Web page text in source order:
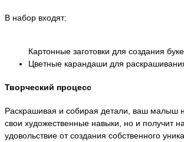
В набор входят:
Картонные заготовки для создания
Цветные карандаши для
Творческий процесс
Раскрашивая и собирая детали, ваш малыш
свои художественные навыки, но и получит
удовольствие от создания собственного